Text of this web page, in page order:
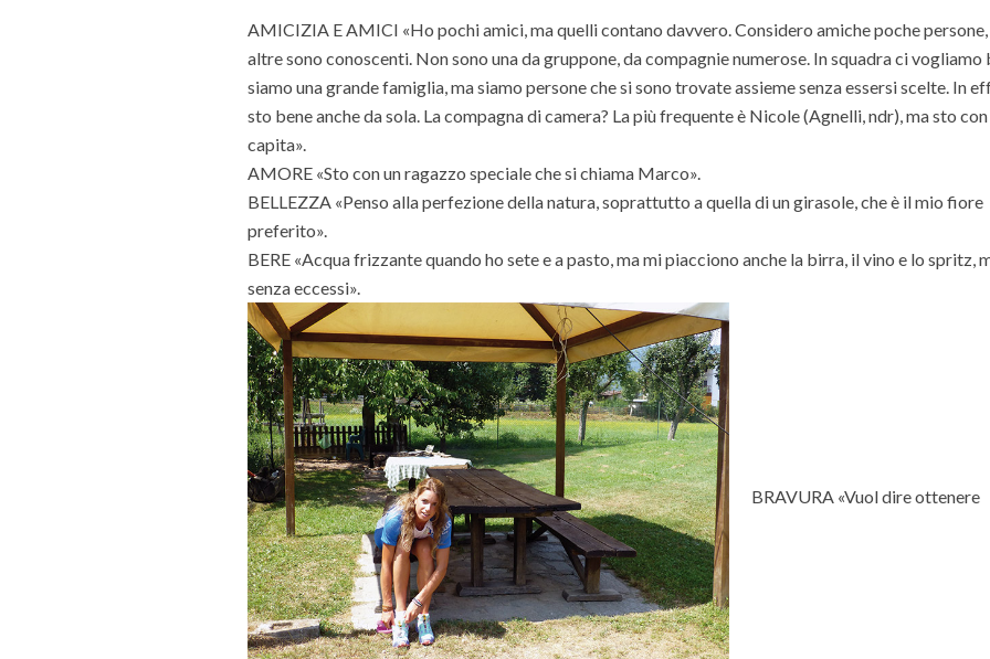
AMICIZIA E AMICI «Ho pochi amici, ma quelli contano davvero. Considero amiche poche
altre sono conoscenti. Non sono una da gruppone, da compagnie numerose. In squadra ci vogliamo
siamo una grande famiglia, ma siamo persone che si sono trovate assieme senza essersi scelte. In
sto bene anche da sola. La compagna di camera? La più frequente è Nicole (Agnelli, ndr), ma sto
capita».
AMORE «Sto con un ragazzo speciale che si chiama Marco».
BELLEZZA «Penso alla perfezione della natura, soprattutto a quella di un girasole, che è il mio fiore
preferito».
BERE «Acqua frizzante quando ho sete e a pasto, ma mi piacciono anche la birra, il vino e lo spritz,
senza eccessi».
BRAVURA «Vuol dire ottenere